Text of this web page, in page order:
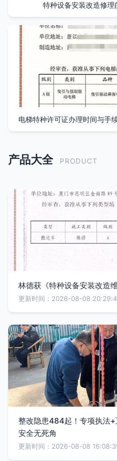
特种设备安装改造修
电梯特种许可证办理时间与手
产品大全 PRODUCT
林德获《特种设备安装改造
更新时间：2026-08-08
整改隐患484起！专项执法
安全无死角
更新时间：2026-08-08